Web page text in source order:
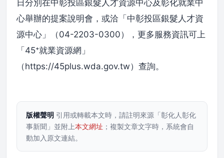
日分別在中彰投區銀髮人才資源中心及彰化就業中
心舉辦的提案說明會，或洽「中彰投區銀髮人才資
源中心」（04-2203-0300），更多服務資訊可上
「45⁺就業資源網」
（https://45plus.wda.gov.tw）查詢。
版權聲明 引用或轉載本文時，請註明來源「彰化人彰化
事新聞」並附上本文網址 ；複製文章文字時，系統會自
動加入原文連結。